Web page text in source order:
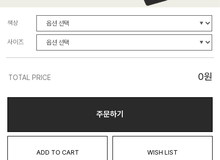
색상
사이즈
TOTAL PRICE 0원
주문하기
ADD TO CART WISH LIST